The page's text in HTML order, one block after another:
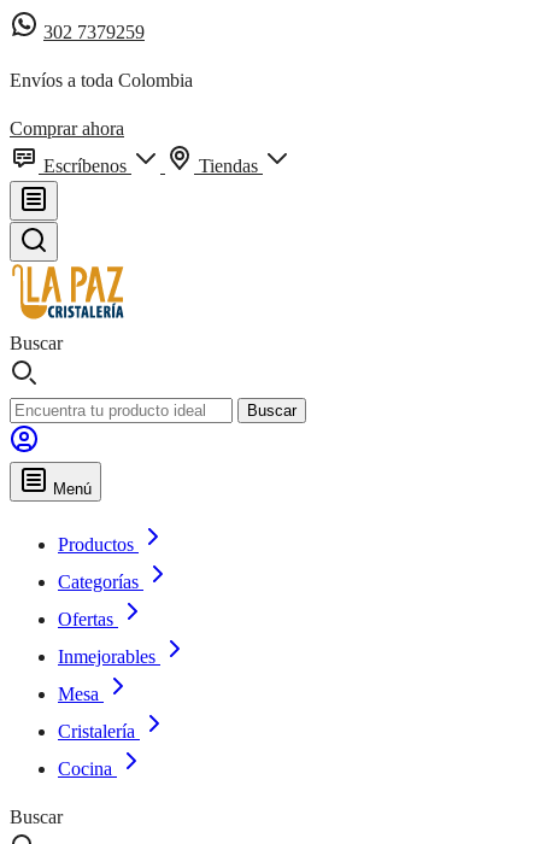
302 7379259
Envíos a toda Colombia
Comprar ahora
Escríbenos
Tiendas
Buscar
Buscar
Menú
Productos
Categorías
Ofertas
Inmejorables
Mesa
Cristalería
Cocina
Buscar